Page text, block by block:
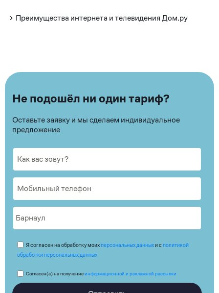
Преимущества интернета и телевидения Дом.ру
Не подошёл ни один тариф?
Оставьте заявку и мы сделаем индивидуальное
предложение
Я согласен на обработку моих персональных данныхи с политикой
обработки персональных данных
Согласен(а) на получениеинформационной и рекламной рассылки